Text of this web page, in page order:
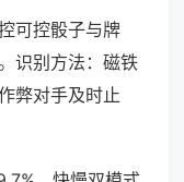
可控骰子与牌
识别方法：磁铁
弊对手及时止